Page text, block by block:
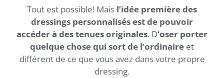
Tout est possible! Mais l’idée première des
dressings personnalisés est de pouvoir
accéder à des tenues originales. D‘oser porter
quelque chose qui sort de l’ordinaire et
différent de ce que vous avez dans votre propre
dressing.